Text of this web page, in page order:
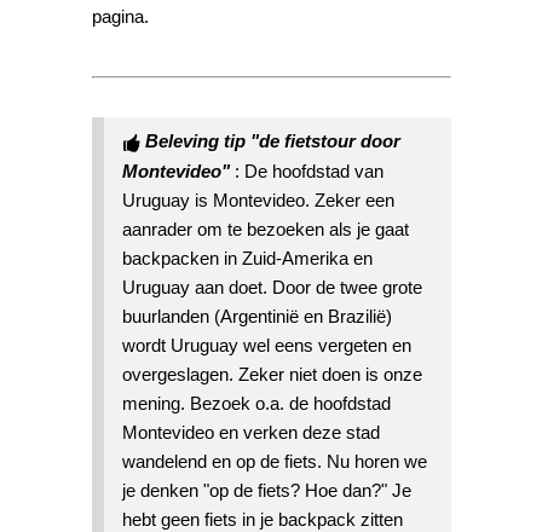
pagina.
Beleving tip "de fietstour door
Montevideo" : De hoofdstad van
Uruguay is Montevideo. Zeker een
aanrader om te bezoeken als je gaat
backpacken in Zuid-Amerika en
Uruguay aan doet. Door de twee grote
buurlanden (Argentinië en Brazilië)
wordt Uruguay wel eens vergeten en
overgeslagen. Zeker niet doen is onze
mening. Bezoek o.a. de hoofdstad
Montevideo en verken deze stad
wandelend en op de fiets. Nu horen we
je denken "op de fiets? Hoe dan?" Je
hebt geen fiets in je backpack zitten